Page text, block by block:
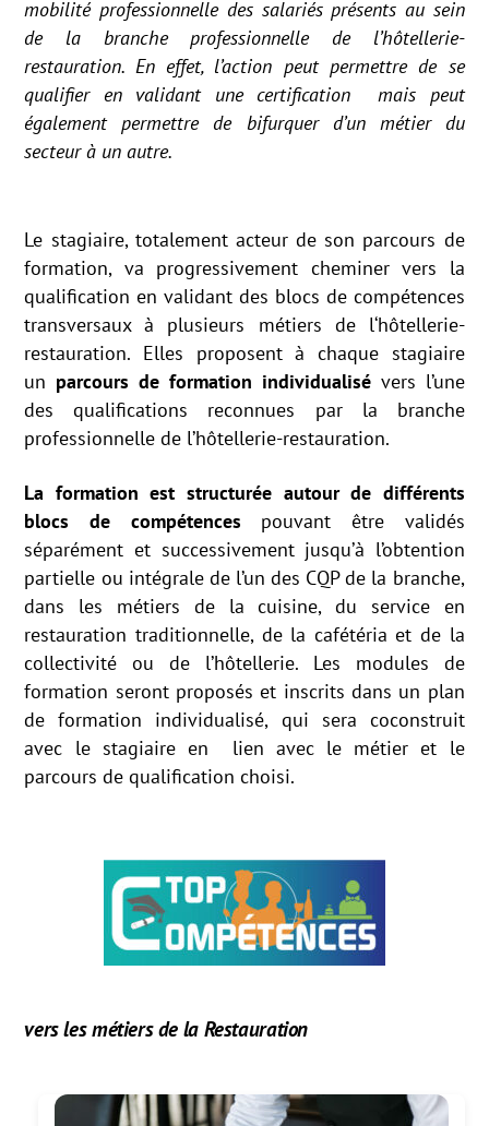
mobilité professionnelle des salariés présents au sein
de la branche professionnelle de l’hôtellerie-
restauration. En effet, l’action peut permettre de se
qualifier en validant une certification mais peut
également permettre de bifurquer d’un métier du
secteur à un autre.
Le stagiaire, totalement acteur de son parcours de
formation, va progressivement cheminer vers la
qualification en validant des blocs de compétences
transversaux à plusieurs métiers de l‘hôtellerie-
restauration. Elles proposent à chaque stagiaire
un parcours de formation individualisé vers l’une
des qualifications reconnues par la branche
professionnelle de l’hôtellerie-restauration.
La formation est structurée autour de différents
blocs de compétences pouvant être validés
séparément et successivement jusqu’à l’obtention
partielle ou intégrale de l’un des CQP de la branche,
dans les métiers de la cuisine, du service en
restauration traditionnelle, de la cafétéria et de la
collectivité ou de l’hôtellerie. Les modules de
formation seront proposés et inscrits dans un plan
de formation individualisé, qui sera coconstruit
avec le stagiaire en lien avec le métier et le
parcours de qualification choisi.
vers les métiers de la Restauration